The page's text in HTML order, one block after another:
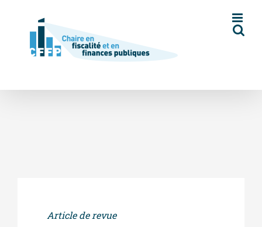
Article de revue